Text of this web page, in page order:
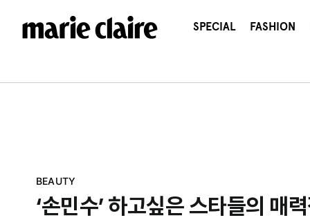
건
SPECIAL FASHION
BEAUTY
‘손민수’ 하고싶은 스타들의 매